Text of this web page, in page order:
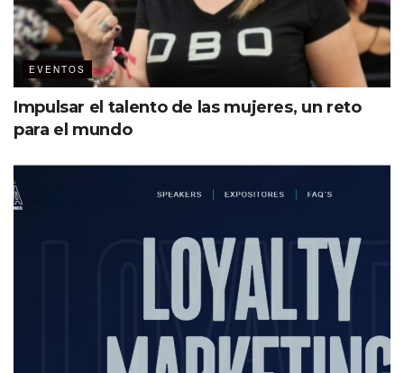
Think Tank sobre la industria de reuniones
Ana María Viscasillas, president & founder bussines
Tourism Services; David Hidalgo, CEO Tree Alliance;
Stephani Santini, chief operating officer y Karina Fisher,
TedX speaker, entre muchos otros, se dieron cita en la
segunda edición de Events knowhow X- Change LATAM.
5 ejes de discusión y análisis
EVENTOS
Impulsar el talento de las mujeres, un reto
para el mundo